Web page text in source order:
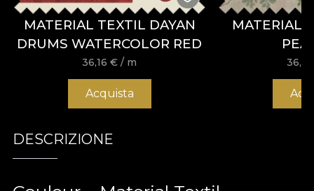
MATERIAL TEXTIL DAYAN
DRUMS WATERCOLOR RED
36,16€ / m
Acquista
MATERIAL
DESCRIZIONE